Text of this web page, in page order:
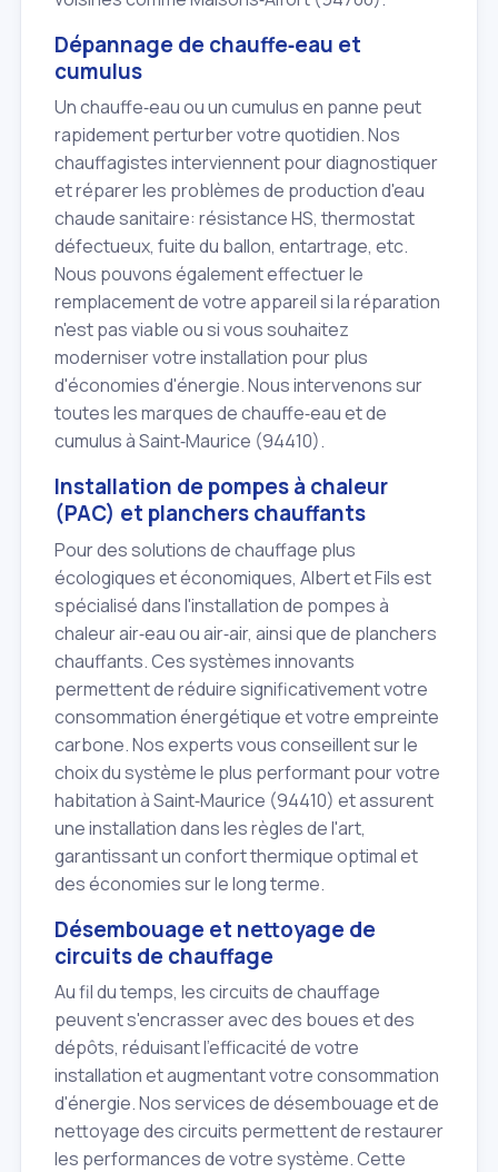
Dépannage de chauffe‑eau et
cumulus
Un chauffe‑eau ou un cumulus en panne peut
rapidement perturber votre quotidien. Nos
chauffagistes interviennent pour diagnostiquer
et réparer les problèmes de production d'eau
chaude sanitaire: résistance HS, thermostat
défectueux, fuite du ballon, entartrage, etc.
Nous pouvons également effectuer le
remplacement de votre appareil si la réparation
n'est pas viable ou si vous souhaitez
moderniser votre installation pour plus
d'économies d'énergie. Nous intervenons sur
toutes les marques de chauffe‑eau et de
cumulus à Saint‑Maurice (94410).
Installation de pompes à chaleur
(PAC) et planchers chauffants
Pour des solutions de chauffage plus
écologiques et économiques, Albert et Fils est
spécialisé dans l'installation de pompes à
chaleur air‑eau ou air‑air, ainsi que de planchers
chauffants. Ces systèmes innovants
permettent de réduire significativement votre
consommation énergétique et votre empreinte
carbone. Nos experts vous conseillent sur le
choix du système le plus performant pour votre
habitation à Saint‑Maurice (94410) et assurent
une installation dans les règles de l'art,
garantissant un confort thermique optimal et
des économies sur le long terme.
Désembouage et nettoyage de
circuits de chauffage
Au fil du temps, les circuits de chauffage
peuvent s'encrasser avec des boues et des
dépôts, réduisant l'efficacité de votre
installation et augmentant votre consommation
d'énergie. Nos services de désembouage et de
nettoyage des circuits permettent de restaurer
les performances de votre système. Cette